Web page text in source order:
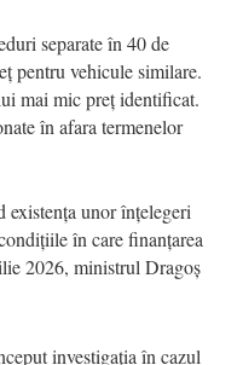
separate în 40 de
pentru vehicule similare.
mai mic preț identificat.
în afara termenelor
unor înțelegeri
în care finanțarea
2026, ministrul Dragoș
investigația în cazul